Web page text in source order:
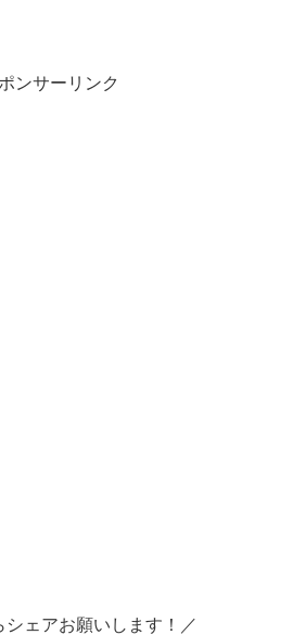
ンサーリンク
シェアお願いします！／